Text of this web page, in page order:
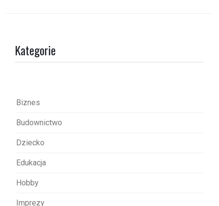
Kategorie
Biznes
Budownictwo
Dziecko
Edukacja
Hobby
Imprezy